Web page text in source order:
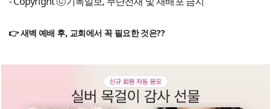
👉 새벽 예배 후, 교회에서 꼭 필요한 것은??